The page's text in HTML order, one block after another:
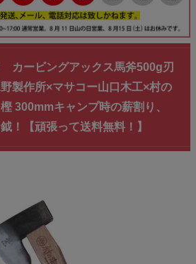
カービングアックス馬斧500g刃
製作所×マサコー山口木工×村の
300mmキャンプ時の薪割り、
！【頑張って送料無料！】